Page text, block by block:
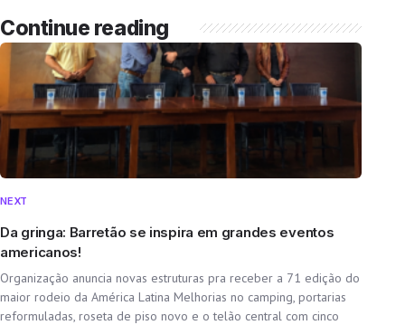
Continue reading
NEXT
Da gringa: Barretão se inspira em grandes eventos
americanos!
Organização anuncia novas estruturas pra receber a 71 edição do
maior rodeio da América Latina Melhorias no camping, portarias
reformuladas, roseta de piso novo e o telão central com cinco